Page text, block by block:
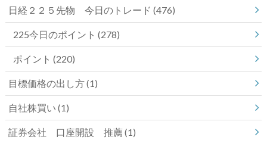
日経２２５先物 今日のトレード (476)
225今日のポイント (278)
ポイント (220)
目標価格の出し方(1)
自社株買い (1)
証券会社 口座開設 推薦(1)